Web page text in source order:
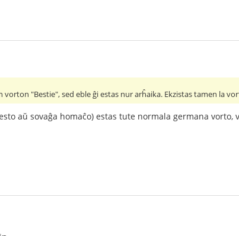
vorton "Bestie", sed eble ĝi estas nur arĥaika. Ekzistas tamen la
aŭ sovaĝa homaĉo) estas tute normala germana